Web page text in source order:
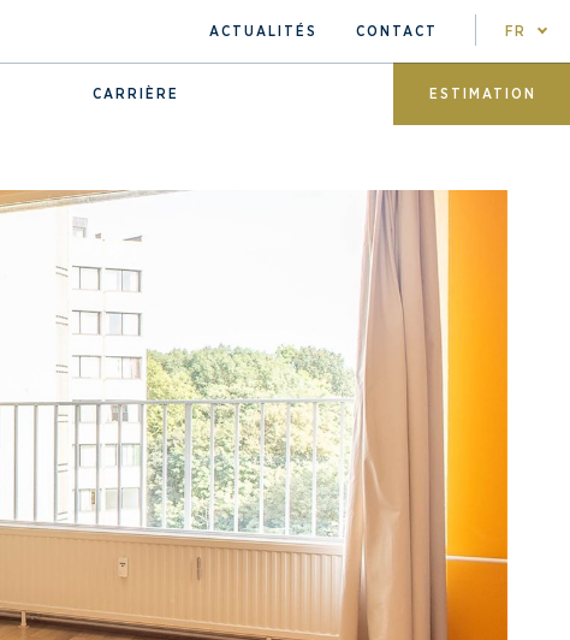
FR
ACTUALITÉS
CARRIÈRE
CONTACT
ESTIMATION